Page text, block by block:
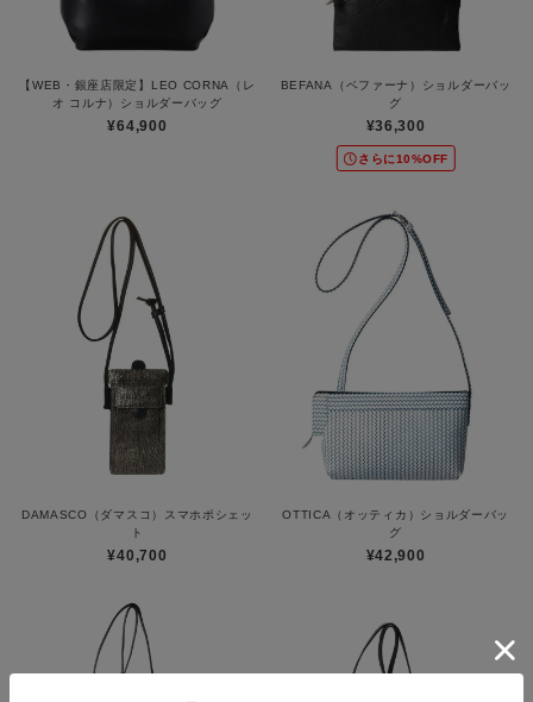
【WEB・銀座店限定】LEO CORNA（レ
オ コルナ）ショルダーバッグ
¥64,900
BEFANA（ベファーナ）ショルダーバッ
グ
¥36,300
さらに10%OFF
DAMASCO（ダマスコ）スマホポシェッ
ト
¥40,700
OTTICA（オッティカ）ショルダーバッ
グ
¥42,900